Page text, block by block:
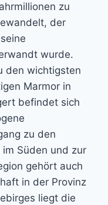
zu
der
wurde.
den wichtigsten
Marmor in
befindet sich
zu den
Süden und zur
gehört auch
in der Provinz
liegt die